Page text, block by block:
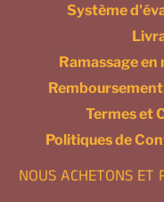
Système
Ramassage
Termes et
Politiques de
NOUS ACHETONS ET